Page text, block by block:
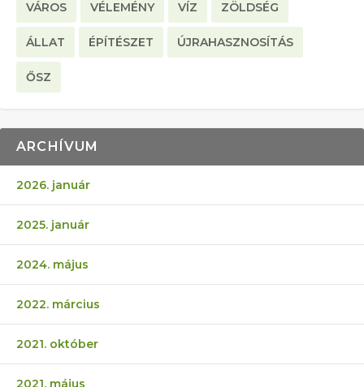
VÁROS VÉLEMÉNY VÍZ ZÖLDSÉG
ÁLLAT ÉPÍTÉSZET ÚJRAHASZNOSÍTÁS
ŐSZ
ARCHÍVUM
2026. január
2025. január
2024. május
2022. március
2021. október
2021. május